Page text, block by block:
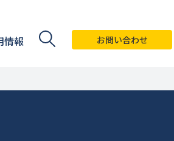
情報 お問い合わせ